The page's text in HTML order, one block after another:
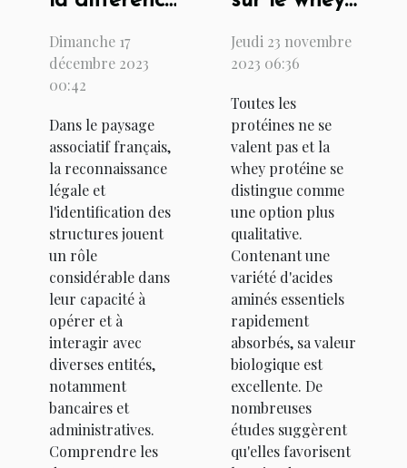
l'extrait
RNE et
pour les
associations
Dimanche 17
décembre 2023
00:42
Dans le paysage
associatif français,
la reconnaissance
légale et
l'identification des
structures jouent
un rôle
considérable dans
leur capacité à
opérer et à
interagir avec
diverses entités,
notamment
bancaires et
administratives.
Comprendre les
bienfaits et
indications
Jeudi 23 novembre
2023 06:36
Toutes les
protéines ne se
valent pas et la
whey protéine se
distingue comme
une option plus
qualitative.
Contenant une
variété d'acides
aminés essentiels
rapidement
absorbés, sa valeur
biologique est
excellente. De
nombreuses
études suggèrent
qu'elles favorisent